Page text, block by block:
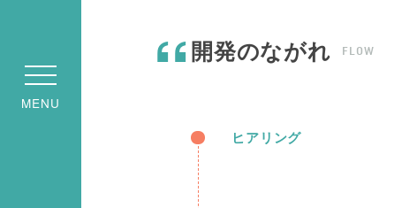
MENU
開発のながれ FLOW
ヒアリング